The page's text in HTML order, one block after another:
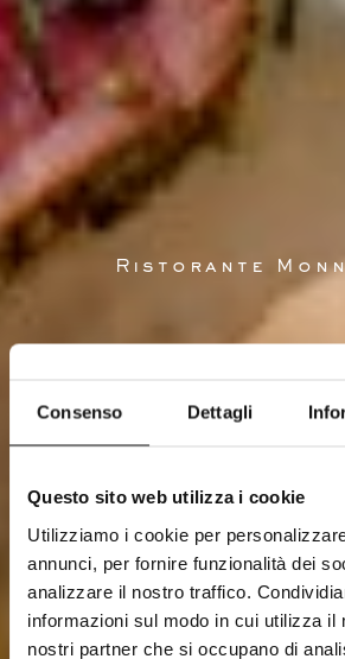
Consenso Dettagli
Questo sito web utilizza i cookie
Utilizziamo i cookie per
annunci, per fornire funzionalità dei
analizzare il nostro traffico.
informazioni sul modo in cui utilizza il
nostri partner che si occupano di
Ristorante